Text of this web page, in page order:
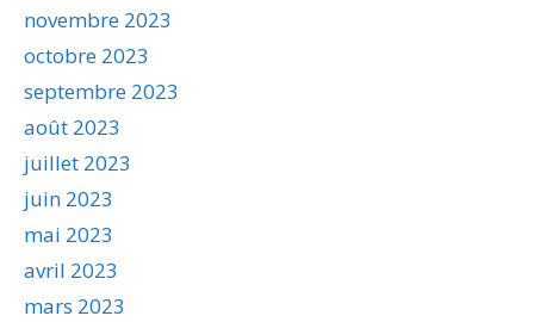
novembre 2023
octobre 2023
septembre 2023
août 2023
juillet 2023
juin 2023
mai 2023
avril 2023
mars 2023